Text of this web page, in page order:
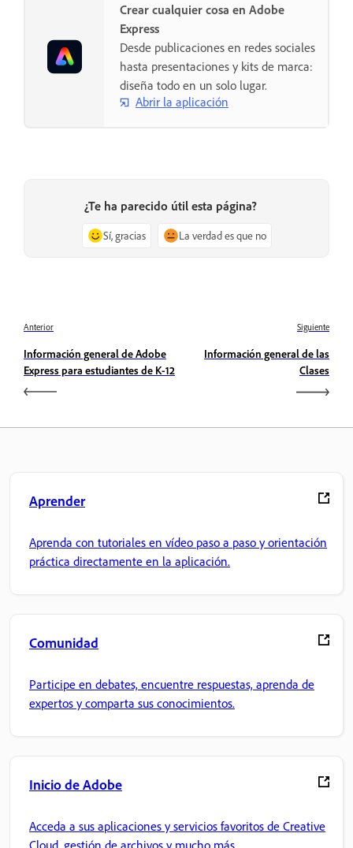
Crear cualquier cosa en Adobe
Express
Desde publicaciones en redes sociales
hasta presentaciones y kits de marca:
diseña todo en un solo lugar.
Abrir la aplicación
¿Te ha parecido útil esta página?
Sí, gracias La verdad es que no
Anterior
Información general de Adobe
Express para estudiantes de K-12
Siguiente
Información general de las
Clases
Aprender
Aprenda con tutoriales en vídeo paso a paso y orientación
práctica directamente en la aplicación.
Comunidad
Participe en debates, encuentre respuestas, aprenda de
expertos y comparta sus conocimientos.
Inicio de Adobe
Acceda a sus aplicaciones y servicios favoritos de Creative
Cloud, gestión de archivos y mucho más.